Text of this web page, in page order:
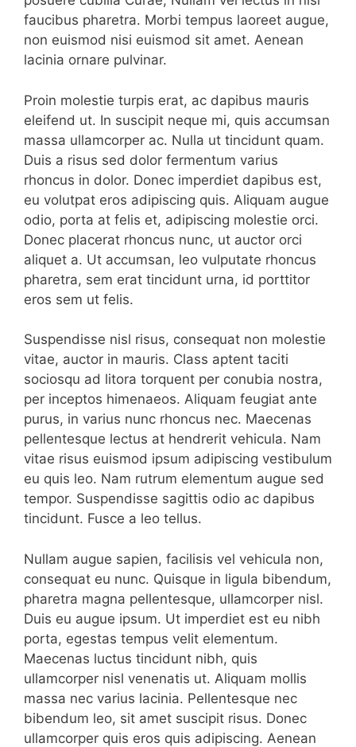
faucibus pharetra. Morbi tempus laoreet augue,
non euismod nisi euismod sit amet. Aenean
lacinia ornare pulvinar.
Proin molestie turpis erat, ac dapibus mauris
eleifend ut. In suscipit neque mi, quis accumsan
massa ullamcorper ac. Nulla ut tincidunt quam.
Duis a risus sed dolor fermentum varius
rhoncus in dolor. Donec imperdiet dapibus est,
eu volutpat eros adipiscing quis. Aliquam augue
odio, porta at felis et, adipiscing molestie orci.
Donec placerat rhoncus nunc, ut auctor orci
aliquet a. Ut accumsan, leo vulputate rhoncus
pharetra, sem erat tincidunt urna, id porttitor
eros sem ut felis.
Suspendisse nisl risus, consequat non molestie
vitae, auctor in mauris. Class aptent taciti
sociosqu ad litora torquent per conubia nostra,
per inceptos himenaeos. Aliquam feugiat ante
purus, in varius nunc rhoncus nec. Maecenas
pellentesque lectus at hendrerit vehicula. Nam
vitae risus euismod ipsum adipiscing vestibulum
eu quis leo. Nam rutrum elementum augue sed
tempor. Suspendisse sagittis odio ac dapibus
tincidunt. Fusce a leo tellus.
Nullam augue sapien, facilisis vel vehicula non,
consequat eu nunc. Quisque in ligula bibendum,
pharetra magna pellentesque, ullamcorper nisl.
Duis eu augue ipsum. Ut imperdiet est eu nibh
porta, egestas tempus velit elementum.
Maecenas luctus tincidunt nibh, quis
ullamcorper nisl venenatis ut. Aliquam mollis
massa nec varius lacinia. Pellentesque nec
bibendum leo, sit amet suscipit risus. Donec
ullamcorper quis eros quis adipiscing. Aenean